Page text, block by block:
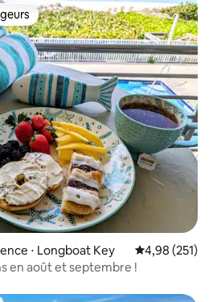
les plus appréciés
⋅ Longboat Key Évaluation
4,98 (251)
en août et septembre !